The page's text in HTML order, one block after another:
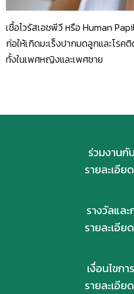
เชื้อไวรัสเอชพีวี หรือ Human
ก่อให้เกิดมะเร็งปากมดลูกและโร
ทั้งในเพศหญิงและเพศชาย
ร่วมงานกั
รายละเอีย
รางวัลแล
รายละเอีย
เงื่อนไขกา
รายละเอีย